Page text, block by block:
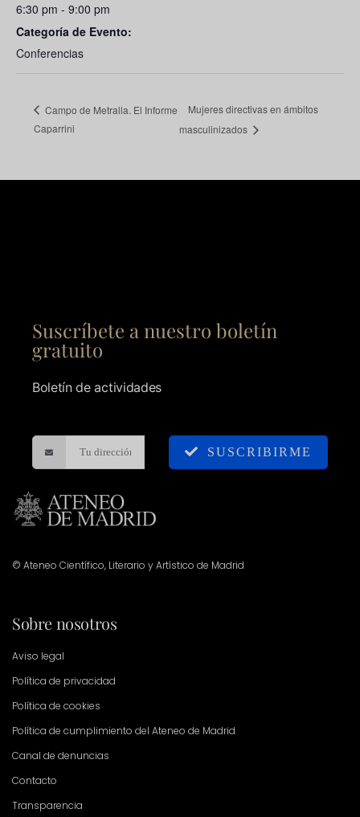
6:30 pm - 9:00 pm
Categoría de Evento:
Conferencias
Campo de Metralla. El Informe
Caparrini
Mujeres directivas en ámbitos
masculinizados
Suscríbete a nuestro boletín
gratuito
Boletín de actividades
SUSCRIBIRME
© Ateneo Científico, Literario y Artístico de Madrid
Sobre nosotros
Aviso legal
Política de privacidad
Política de cookies
Política de cumplimiento del Ateneo de Madrid
Canal de denuncias
Contacto
Transparencia